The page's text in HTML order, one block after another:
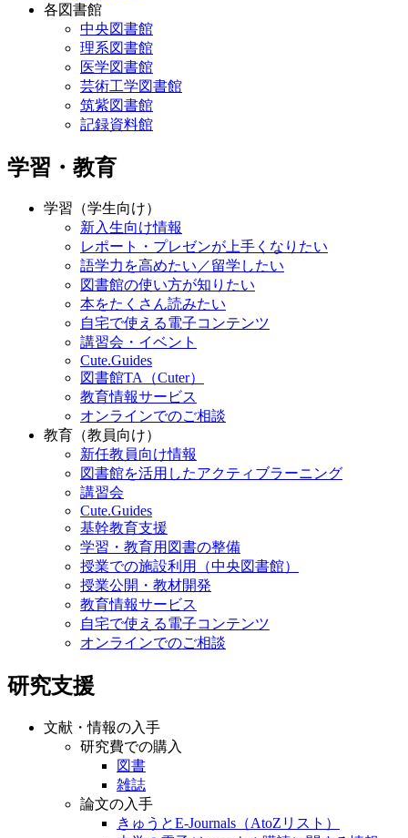
各図書館
中央図書館
理系図書館
医学図書館
芸術工学図書館
筑紫図書館
記録資料館
学習・教育
学習（学生向け）
新入生向け情報
レポート・プレゼンが上手くなりたい
語学力を高めたい／留学したい
図書館の使い方が知りたい
本をたくさん読みたい
自宅で使える電子コンテンツ
講習会・イベント
Cute.Guides
図書館TA（Cuter）
教育情報サービス
オンラインでのご相談
教育（教員向け）
新任教員向け情報
図書館を活用したアクティブラーニング
講習会
Cute.Guides
基幹教育支援
学習・教育用図書の整備
授業での施設利用（中央図書館）
授業公開・教材開発
教育情報サービス
自宅で使える電子コンテンツ
オンラインでのご相談
研究支援
文献・情報の入手
研究費での購入
図書
雑誌
論文の入手
きゅうとE-Journals（AtoZリスト）